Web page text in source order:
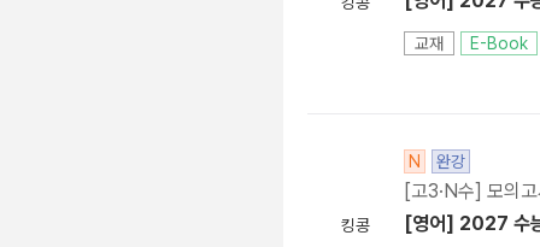
교재 E-Book
킹콩
N 완강
[고3·N수] 모의
[영어] 2027 수